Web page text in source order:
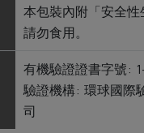
本包裝內附「安全性
請勿食用。
有機驗證證書字號:
驗證機構: 環球國際
司